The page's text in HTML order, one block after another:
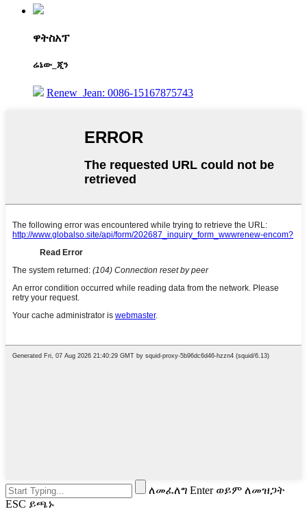
ዋትስአፕ
ሬኔው_ጂን
Renew_Jean: 0086-15167875743
ለመፈለግ Enter ወይም ለመዝጋት
ESC ይጫኑ